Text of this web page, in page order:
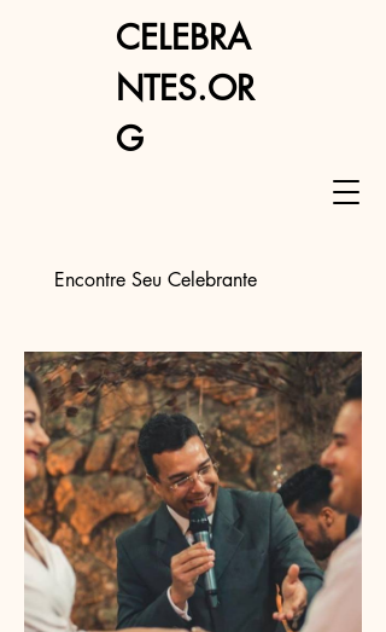
Encontre Seu Celebrante
CELEBRA
NTES.OR
G